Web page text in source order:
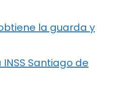
la guarda y
Santiago de